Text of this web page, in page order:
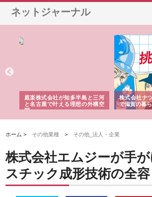
ネットジャーナル
庭楽株式会社が知多半島と三河
と名古屋で叶える理想の外構空
間
株式会社ナ
で滋賀の暮
ホーム > その他業種 > その他_法人・企業
株式会社エムジーが手
スチック成形技術の全容